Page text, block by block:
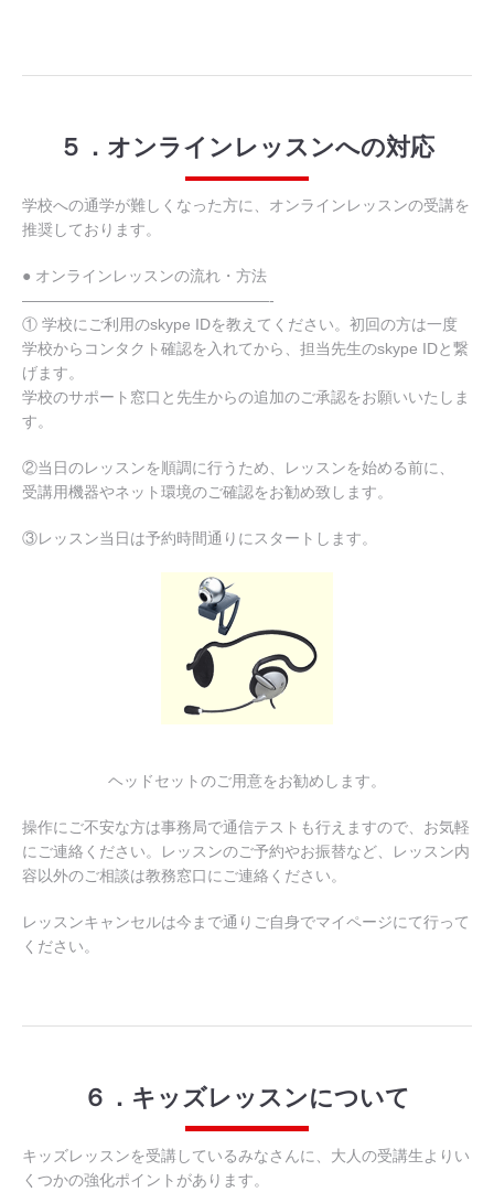
５．オンラインレッスンへの対応
学校への通学が難しくなった方に、オンラインレッスンの受講を
推奨しております。
● オンラインレッスンの流れ・方法
————————————————-
① 学校にご利用のskype IDを教えてください。初回の方は一度
学校からコンタクト確認を入れてから、担当先生のskype IDと繋
げます。
学校のサポート窓口と先生からの追加のご承認をお願いいたしま
す。
②当日のレッスンを順調に行うため、レッスンを始める前に、
受講用機器やネット環境のご確認をお勧め致します。
③レッスン当日は予約時間通りにスタートします。
ヘッドセットのご用意をお勧めします。
操作にご不安な方は事務局で通信テストも行えますので、お気軽
にご連絡ください。レッスンのご予約やお振替など、レッスン内
容以外のご相談は教務窓口にご連絡ください。
レッスンキャンセルは今まで通りご自身でマイページにて行って
ください。
６．キッズレッスンについて
キッズレッスンを受講しているみなさんに、大人の受講生よりい
くつかの強化ポイントがあります。